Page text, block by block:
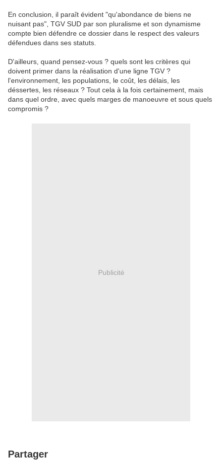
En conclusion, il paraît évident "qu'abondance de biens ne
nuisant pas", TGV SUD par son pluralisme et son dynamisme
compte bien défendre ce dossier dans le respect des valeurs
défendues dans ses statuts.
D'ailleurs, quand pensez-vous ? quels sont les critères qui
doivent primer dans la réalisation d'une ligne TGV ?
l'environnement, les populations, le coût, les délais, les
déssertes, les réseaux ? Tout cela à la fois certainement, mais
dans quel ordre, avec quels marges de manoeuvre et sous quels
compromis ?
Publicité
Partager